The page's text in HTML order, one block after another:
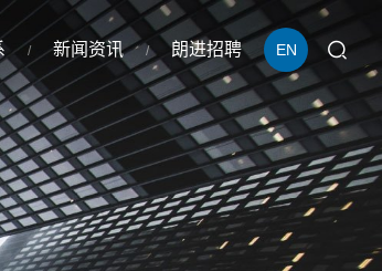
EN
新闻资讯 朗进招聘